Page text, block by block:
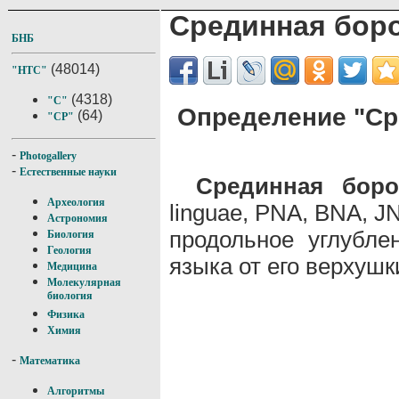
БНБ
"НТС" (48014)
"С" (4318)
"СР" (64)
- Photogallery
- Естественные науки
Археология
Астрономия
Биология
Геология
Медицина
Молекулярная
биология
Физика
Химия
- Математика
Алгоритмы
Срединная
Определение
Срединная
linguae, PNA, BNA,
продольное
языка от его